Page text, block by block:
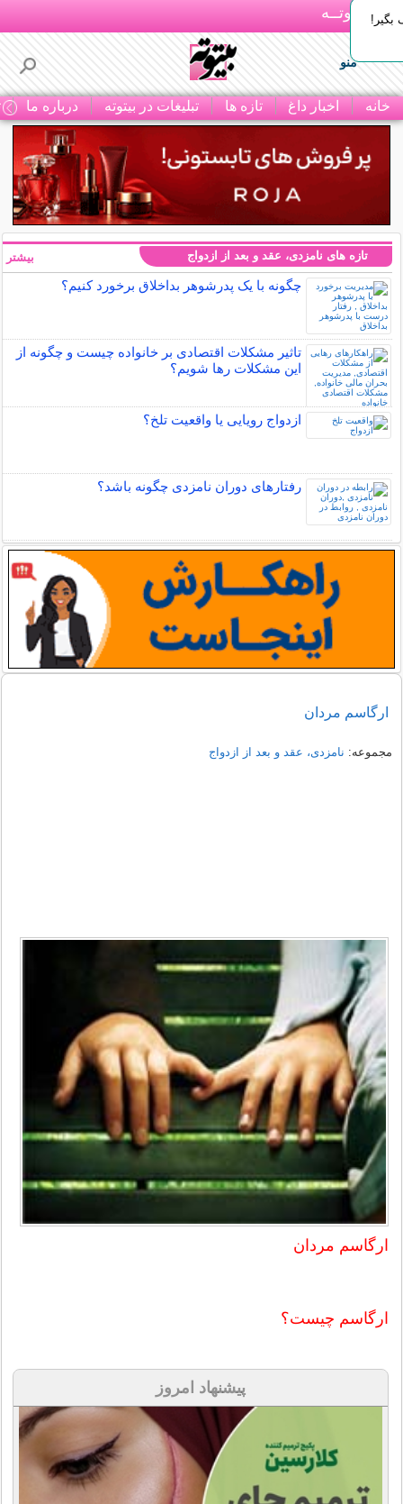
بـیتوتــه
منو
خانه اخبار داغ تازه ها تبلیغات در بیتوته درباره ما
تازه های نامزدی، عقد و بعد از ازدواج
چگونه با یک پدرشوهر بداخلاق برخورد کنیم؟
تاثیر مشکلات اقتصادی بر خانواده چیست و چگونه از
این مشکلات رها شویم؟
ازدواج رویایی یا واقعیت تلخ؟
رفتارهای دوران نامزدی چگونه باشد؟
بیشتر
ارگاسم مردان
مجموعه: نامزدی، عقد و بعد از ازدواج
ارگاسم مردان
ارگاسم چیست؟
پیشنهاد امروز